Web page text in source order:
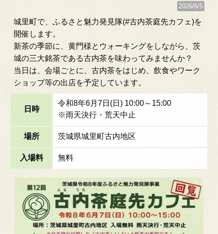
2026/6/5
城里町で、ふるさと魅力発見隊(#古内茶庭先カフェ)を
開催します。
新茶の季節に、黄門様とウォーキングをしながら、茨
城の三大銘茶である古内茶を味わってみませんか？
当日は、会場ごとに、古内茶をはじめ、飲食やワーク
ショップ等の出店を予定しています。
日時
令和8年6月7日(日) 10:00～15:00
※雨天決行・荒天中止
場所 茨城県城里町古内地区
入場料 無料